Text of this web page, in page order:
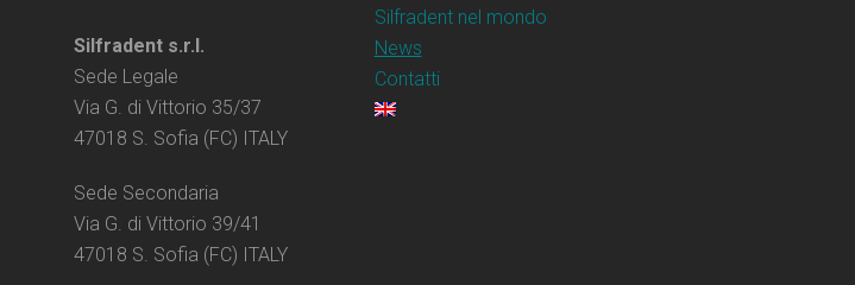
Silfradent s.r.l.
Sede Legale
Via G. di Vittorio 35/37
47018 S. Sofia (FC) ITALY
Sede Secondaria
Via G. di Vittorio 39/41
47018 S. Sofia (FC) ITALY
Silfradent nel mondo
News
Contatti